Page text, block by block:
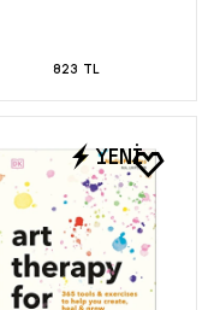
823 TL
YENİ